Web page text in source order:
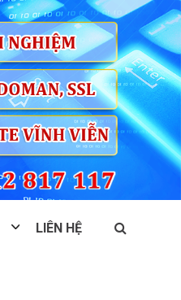
LIÊN HỆ